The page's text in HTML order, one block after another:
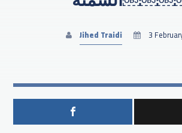
Jihed Traidi 3